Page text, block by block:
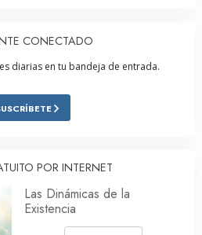
CONECTADO
diarias en tu bandeja de entrada.
POR INTERNET
Las Dinámicas de la
Existencia